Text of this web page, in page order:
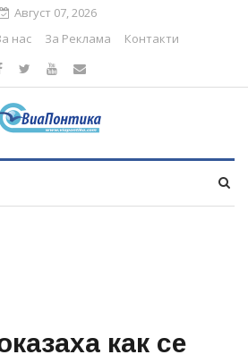
Август 07, 2026
нас За Реклама Контакти
как се